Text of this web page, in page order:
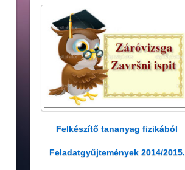
Felkészítő tananyag fizikából
Feladatgyűjtemények 2014/2015.